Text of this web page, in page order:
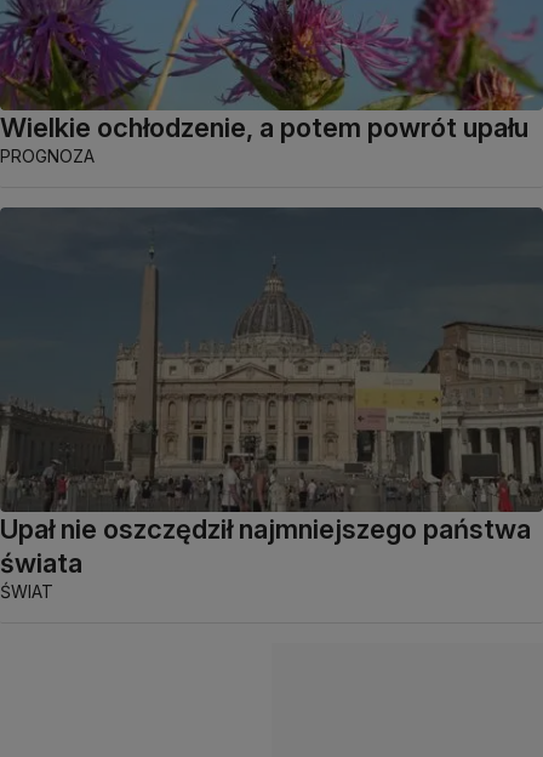
Wielkie ochłodzenie, a potem powrót upału
PROGNOZA
Upał nie oszczędził najmniejszego państwa
świata
ŚWIAT